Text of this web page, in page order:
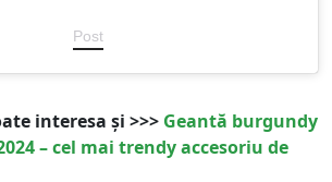
Post
interesa și >>> Geantă burgundy
– cel mai trendy accesoriu de